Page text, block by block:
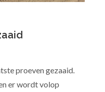
proeven gezaaid.
er wordt volop